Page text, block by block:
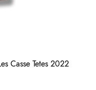
Casse Tetes 2022